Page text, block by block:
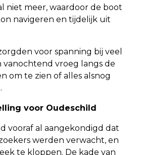
niet meer, waardoor de boot
navigeren en tijdelijk uit
voor spanning bij veel
vanochtend vroeg langs de
om te zien of alles alsnog
voor Oudeschild
vooraf al aangekondigd dat
werden verwacht, en
te kloppen. De kade van